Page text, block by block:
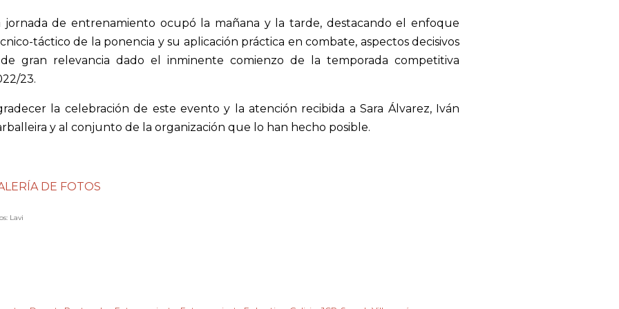
jornada de entrenamiento ocupó la mañana y la tarde, destacando el enfoque
táctico de la ponencia y su aplicación práctica en combate, aspectos decisivos
gran relevancia dado el inminente comienzo de la temporada competitiva
23.
la celebración de este evento y la atención recibida a Sara Álvarez, Iván
y al conjunto de la organización que lo han hecho posible.
DE FOTOS
Lavi